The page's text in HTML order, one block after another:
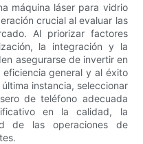
máquina láser para vidrio
crucial al evaluar las
Al priorizar factores
la integración y la
asegurarse de invertir en
general y al éxito
instancia, seleccionar
de teléfono adecuada
en la calidad, la
de las operaciones de